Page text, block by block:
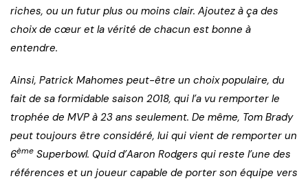
riches, ou un futur plus ou moins clair. Ajoutez à ça des
choix de cœur et la vérité de chacun est bonne à
entendre.
Ainsi, Patrick Mahomes peut-être un choix populaire, du
fait de sa formidable saison 2018, qui l’a vu remporter le
trophée de MVP à 23 ans seulement. De même, Tom Brady
peut toujours être considéré, lui qui vient de remporter un
6ème Superbowl. Quid d’Aaron Rodgers qui reste l’une des
références et un joueur capable de porter son équipe vers